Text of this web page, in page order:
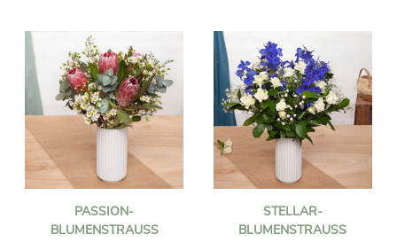
PASSION-
BLUMENSTRAUSS
STELLAR-
BLUMENSTRAUSS